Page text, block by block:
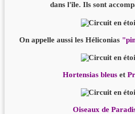
dans l'île. Ils sont
On appelle aussi les Héliconias
Hortensias bleus et
Oiseaux de